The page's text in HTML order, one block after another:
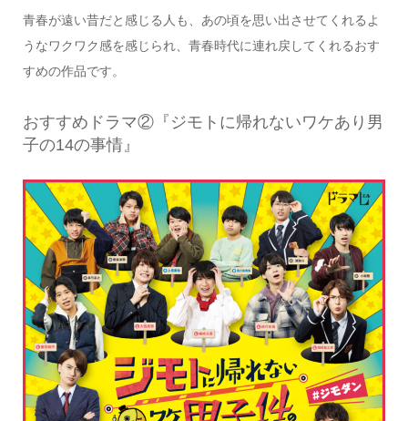
青春が遠い昔だと感じる人も、あの頃を思い出させてくれるよ
うなワクワク感を感じられ、青春時代に連れ戻してくれるおす
すめの作品です。
おすすめドラマ②『ジモトに帰れないワケあり男
子の14の事情』